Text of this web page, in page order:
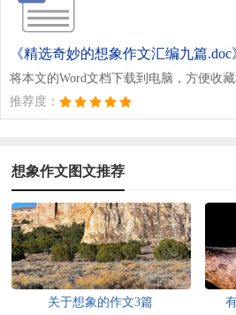
《精选奇妙的想象作文汇编九篇.doc
将本文的Word文档下载到电脑，方便收
推荐度：
想象作文图文推荐
关于想象的作文3篇